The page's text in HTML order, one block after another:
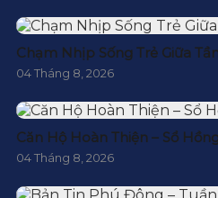
Chạm Nhịp Sống Trẻ Giữa
04 Tháng 8, 2026
Căn Hộ Hoàn Thiện – Sổ
04 Tháng 8, 2026